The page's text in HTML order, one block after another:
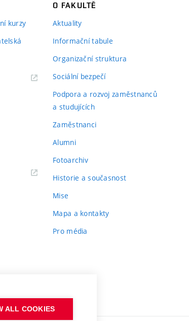
kurzy
O FAKULTĚ
Aktuality
Informační tabule
Organizační struktura
Sociální bezpečí
Podpora a rozvoj zaměstnanců
a studujících
Zaměstnanci
Alumni
Fotoarchiv
Historie a současnost
Mise
Mapa a kontakty
Pro média
ALL COOKIES